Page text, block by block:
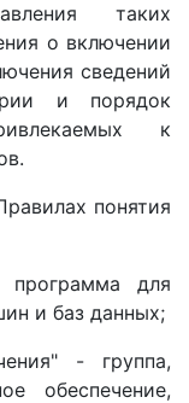
таких
о включении
сведений
и порядок
к
понятия
программа для
и баз данных;
- группа,
обеспечение,